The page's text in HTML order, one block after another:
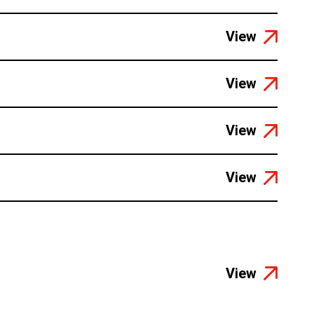
View
View
View
View
View